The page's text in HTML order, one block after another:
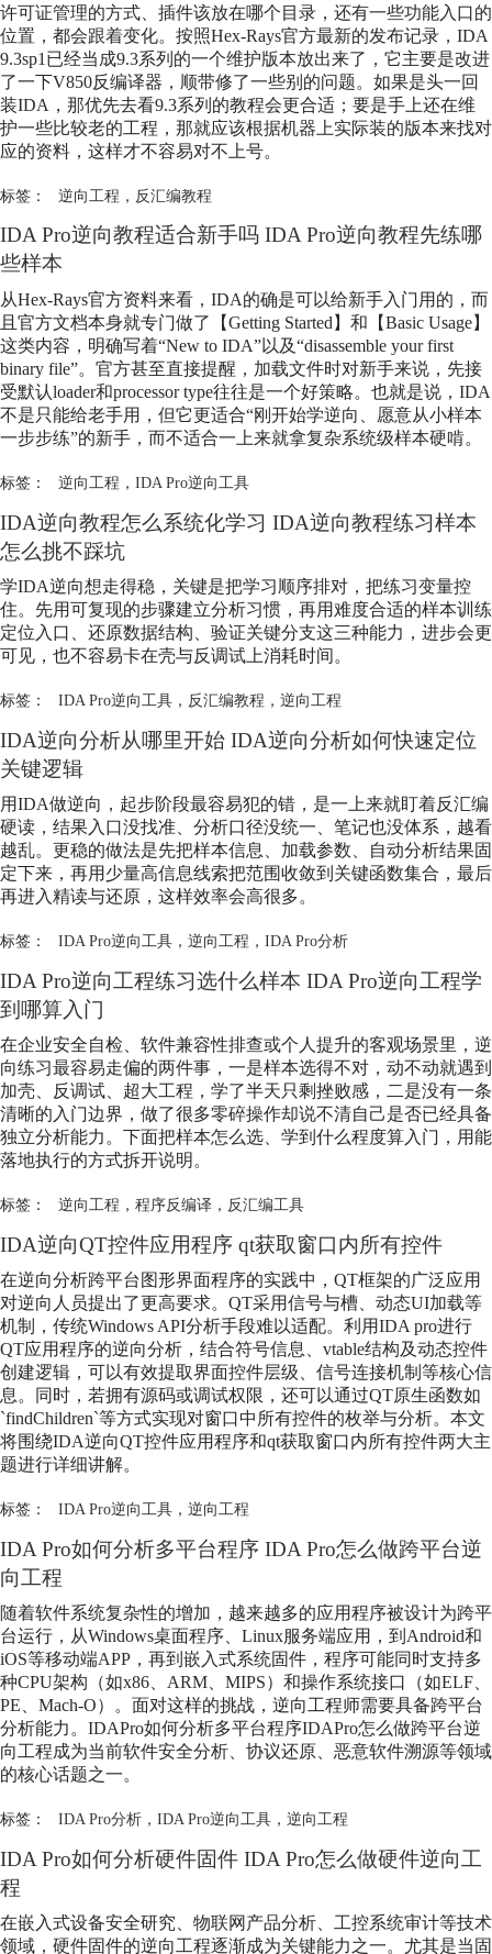
许可证管理的方式、插件该放在哪个目录，还有一些功能入口的
位置，都会跟着变化。按照Hex-Rays官方最新的发布记录，IDA
9.3sp1已经当成9.3系列的一个维护版本放出来了，它主要是改进
了一下V850反编译器，顺带修了一些别的问题。如果是头一回
装IDA，那优先去看9.3系列的教程会更合适；要是手上还在维
护一些比较老的工程，那就应该根据机器上实际装的版本来找对
应的资料，这样才不容易对不上号。
标签： 逆向工程 ， 反汇编教程
IDA Pro逆向教程适合新手吗 IDA Pro逆向教程先练哪
些样本
从Hex-Rays官方资料来看，IDA的确是可以给新手入门用的，而
且官方文档本身就专门做了【Getting Started】和【Basic Usage】
这类内容，明确写着“New to IDA”以及“disassemble your first
binary file”。官方甚至直接提醒，加载文件时对新手来说，先接
受默认loader和processor type往往是一个好策略。也就是说，IDA
不是只能给老手用，但它更适合“刚开始学逆向、愿意从小样本
一步步练”的新手，而不适合一上来就拿复杂系统级样本硬啃。
标签： 逆向工程 ， IDA Pro逆向工具
IDA逆向教程怎么系统化学习 IDA逆向教程练习样本
怎么挑不踩坑
学IDA逆向想走得稳，关键是把学习顺序排对，把练习变量控
住。先用可复现的步骤建立分析习惯，再用难度合适的样本训练
定位入口、还原数据结构、验证关键分支这三种能力，进步会更
可见，也不容易卡在壳与反调试上消耗时间。
标签： IDA Pro逆向工具， 反汇编教程 ， 逆向工程
IDA逆向分析从哪里开始 IDA逆向分析如何快速定位
关键逻辑
用IDA做逆向，起步阶段最容易犯的错，是一上来就盯着反汇编
硬读，结果入口没找准、分析口径没统一、笔记也没体系，越看
越乱。更稳的做法是先把样本信息、加载参数、自动分析结果固
定下来，再用少量高信息线索把范围收敛到关键函数集合，最后
再进入精读与还原，这样效率会高很多。
标签： IDA Pro逆向工具， 逆向工程 ， IDA Pro分析
IDA Pro逆向工程练习选什么样本 IDA Pro逆向工程学
到哪算入门
在企业安全自检、软件兼容性排查或个人提升的客观场景里，逆
向练习最容易走偏的两件事，一是样本选得不对，动不动就遇到
加壳、反调试、超大工程，学了半天只剩挫败感，二是没有一条
清晰的入门边界，做了很多零碎操作却说不清自己是否已经具备
独立分析能力。下面把样本怎么选、学到什么程度算入门，用能
落地执行的方式拆开说明。
标签： 逆向工程 ， 程序反编译， 反汇编工具
IDA逆向QT控件应用程序 qt获取窗口内所有控件
在逆向分析跨平台图形界面程序的实践中，QT框架的广泛应用
对逆向人员提出了更高要求。QT采用信号与槽、动态UI加载等
机制，传统Windows API分析手段难以适配。利用IDA pro进行
QT应用程序的逆向分析，结合符号信息、vtable结构及动态控件
创建逻辑，可以有效提取界面控件层级、信号连接机制等核心信
息。同时，若拥有源码或调试权限，还可以通过QT原生函数如
`findChildren`等方式实现对窗口中所有控件的枚举与分析。本文
将围绕IDA逆向QT控件应用程序和qt获取窗口内所有控件两大主
题进行详细讲解。
标签： IDA Pro逆向工具， 逆向工程
IDA Pro如何分析多平台程序 IDA Pro怎么做跨平台逆
向工程
随着软件系统复杂性的增加，越来越多的应用程序被设计为跨平
台运行，从Windows桌面程序、Linux服务端应用，到Android和
iOS等移动端APP，再到嵌入式系统固件，程序可能同时支持多
种CPU架构（如x86、ARM、MIPS）和操作系统接口（如ELF、
PE、Mach-O）。面对这样的挑战，逆向工程师需要具备跨平台
分析能力。IDAPro如何分析多平台程序IDAPro怎么做跨平台逆
向工程成为当前软件安全分析、协议还原、恶意软件溯源等领域
的核心话题之一。
标签： IDA Pro分析， IDA Pro逆向工具， 逆向工程
IDA Pro如何分析硬件固件 IDA Pro怎么做硬件逆向工
程
在嵌入式设备安全研究、物联网产品分析、工控系统审计等技术
领域，硬件固件的逆向工程逐渐成为关键能力之一。尤其是当固